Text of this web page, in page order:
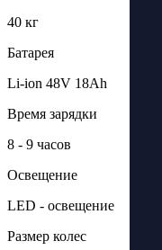
40 кг
Батарея
Li-ion 48V 18Ah
Время зарядки
8 - 9 часов
Освещение
LED - освещение
Размер колес